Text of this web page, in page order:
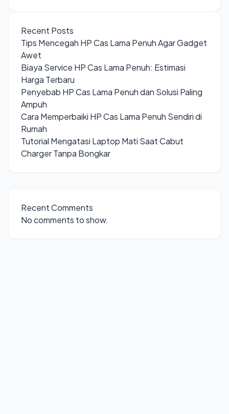
Recent Posts
Tips Mencegah HP Cas Lama Penuh Agar Gadget
Awet
Biaya Service HP Cas Lama Penuh: Estimasi
Harga Terbaru
Penyebab HP Cas Lama Penuh dan Solusi Paling
Ampuh
Cara Memperbaiki HP Cas Lama Penuh Sendiri di
Rumah
Tutorial Mengatasi Laptop Mati Saat Cabut
Charger Tanpa Bongkar
Recent Comments
No comments to show.